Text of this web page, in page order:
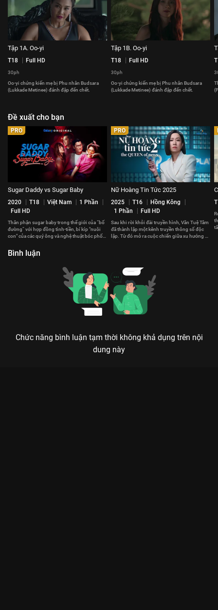
Tập 1A. Oo-yi
T18 Full HD
30ph
Oo-yi chứng kiến mẹ bị Phu nhân Budsara
(Lukkade Metinee) đánh đập đến chết.
Tập 1B. Oo-yi
T18 Full HD
30ph
Oo-yi chứng kiến mẹ bị Phu nhân Budsara
(Lukkade Metinee) đánh đập đến chết.
Đề xuất cho bạn
PRO
Sugar Daddy vs Sugar Baby
2020 T18 Việt Nam
1 Phần
Full HD
Thân phận sugar baby trong thế giới của “bố
đường” với hợp đồng tình-tiền, bí kíp "nuôi
con" của các quý ông và nghệ thuật bóc phốt
PRO
Nữ Hoàng Tin Tức 2025
2025 T16
Hồng Kông
1 Phần
Full HD
Sau khi rời khỏi đài truyền hình, Văn Tuệ Tâm
đã thành lập một kênh truyền thông số độc
lập. Từ đó mở ra cuộc chiến giữa xu hướng cũ
Bình luận
Chức năng bình luận tạm thời không khả dụng trên nội
dung này